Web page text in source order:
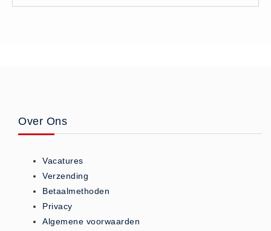
Brandblusmiddelen
Brandmelders
Brandmelders - Algemeen (1)
Brandvertragend
Brandvertragend (9)
Over Ons
Vacatures
Verzending
Betaalmethoden
Privacy
Algemene voorwaarden